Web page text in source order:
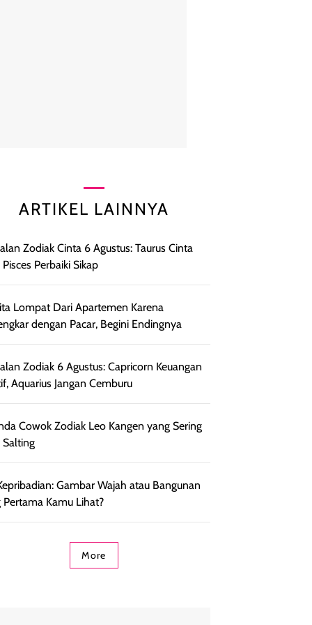
ARTIKEL LAINNYA
Zodiak Cinta 6 Agustus: Taurus Cinta
Pisces Perbaiki Sikap
Lompat Dari Apartemen Karena
dengan Pacar, Begini Endingnya
Zodiak 6 Agustus: Capricorn Keuangan
Aquarius Jangan Cemburu
Cowok Zodiak Leo Kangen yang Sering
Salting
Gambar Wajah atau Bangunan
Pertama Kamu Lihat?
More